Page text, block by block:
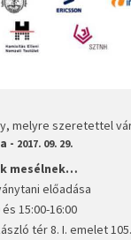
melyre szeretettel
- 2017. 09. 29.
mesélnek…
előadása
15:00-16:00
tér 8. I. emelet